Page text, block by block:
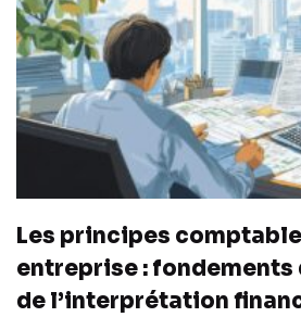
Les principes
entreprise : fondements
de l’interprétation